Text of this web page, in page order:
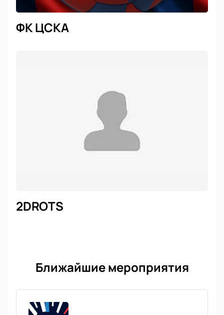
ФК ЦСКА
2DROTS
Ближайшие мероприятия